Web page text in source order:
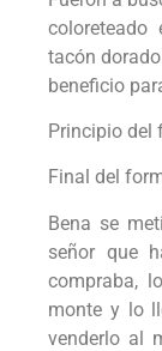
tacón
beneficio
Principio del
Final del
Bena se
señor que
compraba,
monte y lo
venderlo al